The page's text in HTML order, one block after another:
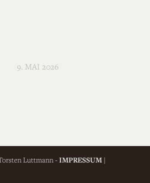
9. MAI 2026
Luttmann -IMPRESSUM|